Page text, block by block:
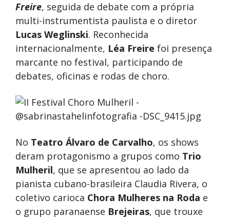
Freire, seguida de debate com a própria
multi-instrumentista paulista e o diretor
Lucas Weglinski. Reconhecida
internacionalmente, Léa Freire foi presença
marcante no festival, participando de
debates, oficinas e rodas de choro.
No Teatro Álvaro de Carvalho, os shows
deram protagonismo a grupos como Trio
Mulheril, que se apresentou ao lado da
pianista cubano-brasileira Claudia Rivera, o
coletivo carioca Chora Mulheres na Roda e
o grupo paranaense Brejeiras, que trouxe